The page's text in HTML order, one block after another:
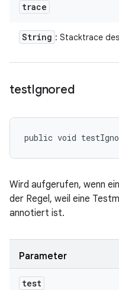
trace
String : Stacktrace
testIgnored
public void
Wird aufgerufen, wenn
der Regel, weil eine
annotiert ist.
Parameter
test